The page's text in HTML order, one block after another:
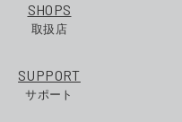
SHOPS
取扱店
SUPPORT
サポート